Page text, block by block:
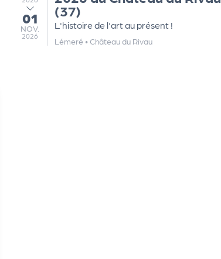
au
01
NOVEMBRE
NOV.
2026
(37)
L'histoire de l'art au présent !
Lémeré •Château du Rivau